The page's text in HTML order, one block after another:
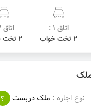
اتاق 1 :
2 تخت خواب
اتاق 2 :
2 تخت خواب
نوع اجاره : ملک دربست ؟